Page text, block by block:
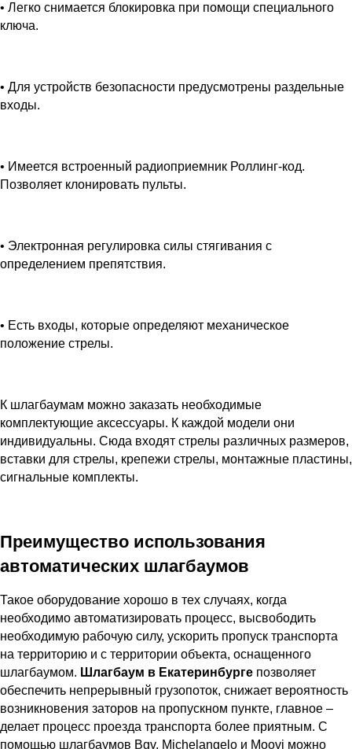
• Легко снимается блокировка при помощи специального
ключа.
• Для устройств безопасности предусмотрены раздельные
входы.
• Имеется встроенный радиоприемник Роллинг-код.
Позволяет клонировать пульты.
• Электронная регулировка силы стягивания с
определением препятствия.
• Есть входы, которые определяют механическое
положение стрелы.
К шлагбаумам можно заказать необходимые
комплектующие аксессуары. К каждой модели они
индивидуальны. Сюда входят стрелы различных размеров,
вставки для стрелы, крепежи стрелы, монтажные пластины,
сигнальные комплекты.
Преимущество использования
автоматических шлагбаумов
Такое оборудование хорошо в тех случаях, когда
необходимо автоматизировать процесс, высвободить
необходимую рабочую силу, ускорить пропуск транспорта
на территорию и с территории объекта, оснащенного
шлагбаумом. Шлагбаум в Екатеринбурге позволяет
обеспечить непрерывный грузопоток, снижает вероятность
возникновения заторов на пропускном пункте, главное –
делает процесс проезда транспорта более приятным. С
помощью шлагбаумов Bgv, Michelangelo и Moovi можно